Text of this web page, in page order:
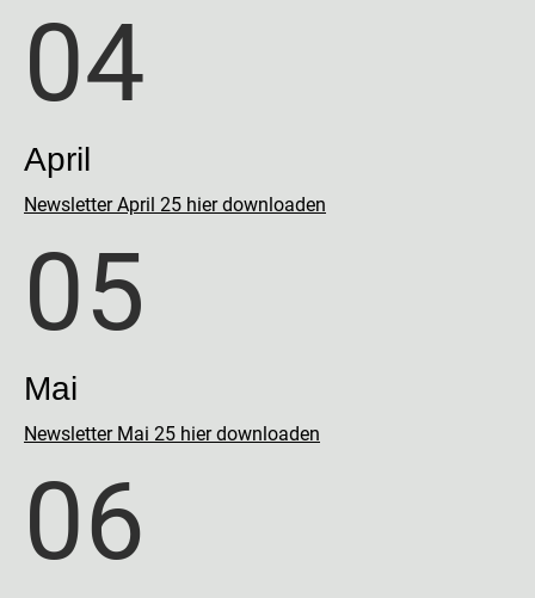
04
April
Newsletter April 25 hier downloaden
05
Mai
Newsletter Mai 25 hier downloaden
06